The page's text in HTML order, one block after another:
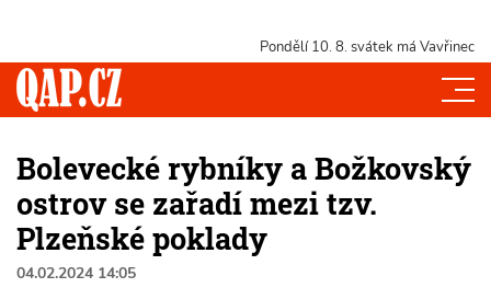
Pondělí 10. 8. svátek má Vavřinec
Bolevecké rybníky a Božkovský
ostrov se zařadí mezi tzv.
Plzeňské poklady
04.02.2024 14:05